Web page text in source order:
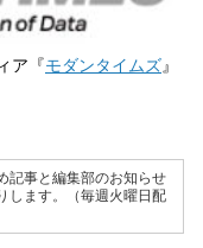
ア『モダンタイムズ』
記事と編集部のお知らせ
します。（毎週火曜日配